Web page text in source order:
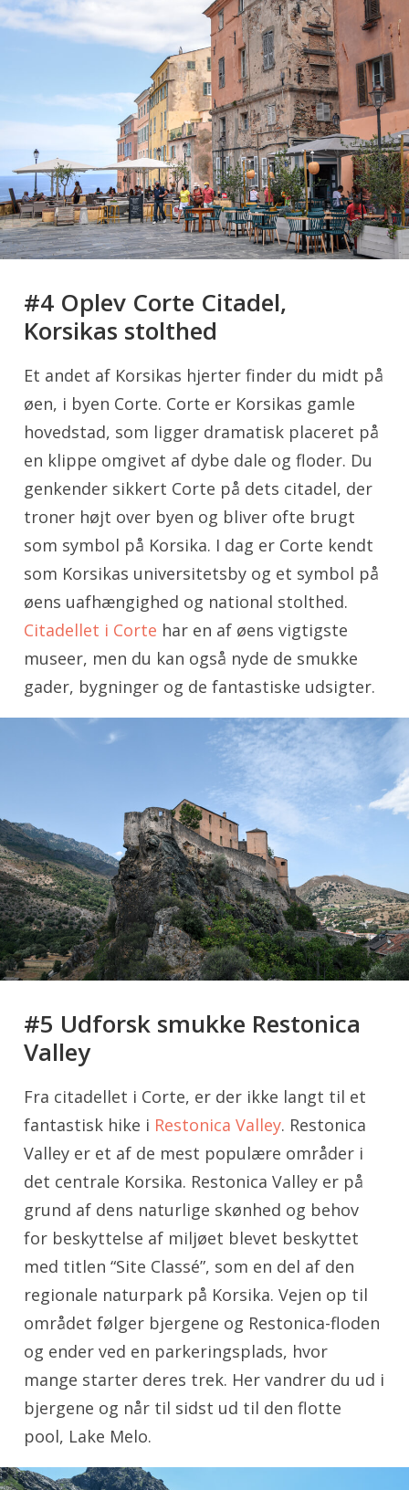
#4 Oplev Corte Citadel,
Korsikas stolthed
Et andet af Korsikas hjerter finder du midt på
øen, i byen Corte. Corte er Korsikas gamle
hovedstad, som ligger dramatisk placeret på
en klippe omgivet af dybe dale og floder. Du
genkender sikkert Corte på dets citadel, der
troner højt over byen og bliver ofte brugt
som symbol på Korsika. I dag er Corte kendt
som Korsikas universitetsby og et symbol på
øens uafhængighed og national stolthed.
Citadellet i Corte har en af øens vigtigste
museer, men du kan også nyde de smukke
gader, bygninger og de fantastiske udsigter.
#5 Udforsk smukke Restonica
Valley
Fra citadellet i Corte, er der ikke langt til et
fantastisk hike i Restonica Valley. Restonica
Valley er et af de mest populære områder i
det centrale Korsika. Restonica Valley er på
grund af dens naturlige skønhed og behov
for beskyttelse af miljøet blevet beskyttet
med titlen “Site Classé”, som en del af den
regionale naturpark på Korsika. Vejen op til
området følger bjergene og Restonica-floden
og ender ved en parkeringsplads, hvor
mange starter deres trek. Her vandrer du ud i
bjergene og når til sidst ud til den flotte
pool, Lake Melo.